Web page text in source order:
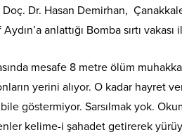
Dr. Hasan Demirhan,
anlattığı Bomba sırtı vakası
mesafe 8 metre ölüm
yerini alıyor. O kadar hayret
göstermiyor. Sarsılmak yok.
kelime-i şahadet getirerek